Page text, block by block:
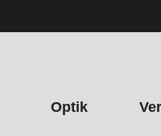
Optik